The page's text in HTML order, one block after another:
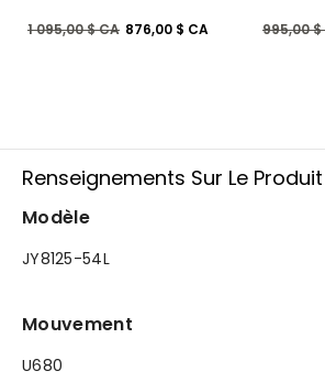
Prix réduit de
1 095,00 $ CAà876,00 $ CA Prix
995,00 $
Renseignements Sur Le Produit
Modèle
JY8125-54L
Mouvement
U680